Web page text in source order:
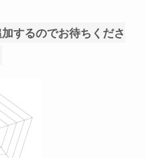
するのでお待ちくださ